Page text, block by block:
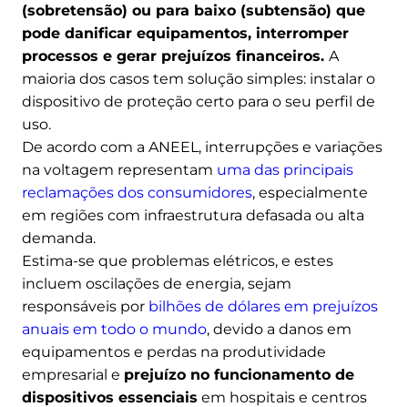
(sobretensão) ou para baixo (subtensão) que
pode danificar equipamentos, interromper
processos e gerar prejuízos financeiros. A
maioria dos casos tem solução simples: instalar o
dispositivo de proteção certo para o seu perfil de
uso.
De acordo com a ANEEL, interrupções e variações
na voltagem representam uma das principais
reclamações dos consumidores, especialmente
em regiões com infraestrutura defasada ou alta
demanda.
Estima-se que problemas elétricos, e estes
incluem oscilações de energia, sejam
responsáveis por bilhões de dólares em prejuízos
anuais em todo o mundo, devido a danos em
equipamentos e perdas na produtividade
empresarial e prejuízo no funcionamento de
dispositivos essenciais em hospitais e centros